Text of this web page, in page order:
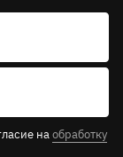
наобработку